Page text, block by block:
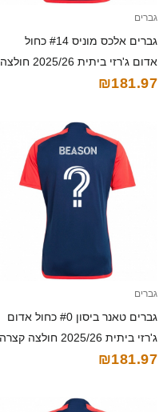
גברים
גברים אלכס מוניס #14 כחול
אדום ג'רזי ביתית 2025/26 חולצה
קצרה
₪181.97
גברים
גברים טאנר ביסון #0 כחול אדום
ג'רזי ביתית 2025/26 חולצה קצרה
₪181.97